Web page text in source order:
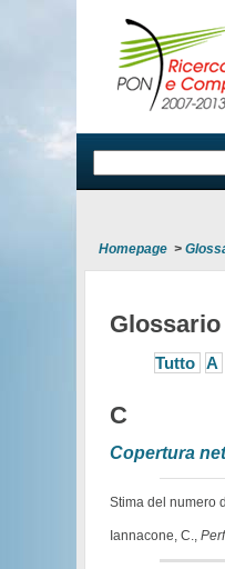
Homepage >
Glossario
Tutto A
C
Copertura
Stima del numero
Iannacone, C.,